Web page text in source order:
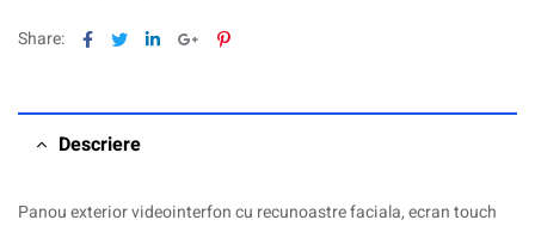
Share: Facebook
TwitterLinkedinGoogle+Pinterest
Descriere
Panou exterior videointerfon cu recunoastre faciala, ecran touch